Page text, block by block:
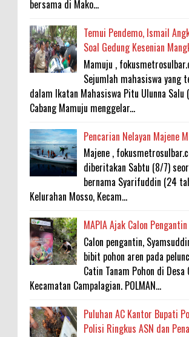
bersama di Mako...
Temui Pendemo, Ismail
Soal Gedung Kesenian
Mamuju ,
Sejumlah mahasiswa yang
dalam Ikatan Mahasiswa Pitu Ulunna Salu
Cabang Mamuju menggelar...
Pencarian Nelayan Majene
Majene ,
diberitakan Sabtu (8/7)
bernama Syarifuddin (24
Kelurahan Mosso, Kecam...
MAPIA Ajak Calon
Calon pengantin,
bibit pohon aren pada
Catin Tanam Pohon di Desa
Kecamatan Campalagian. POLMAN...
Puluhan AC Kantor Bupati
Polisi Ringkus ASN dan